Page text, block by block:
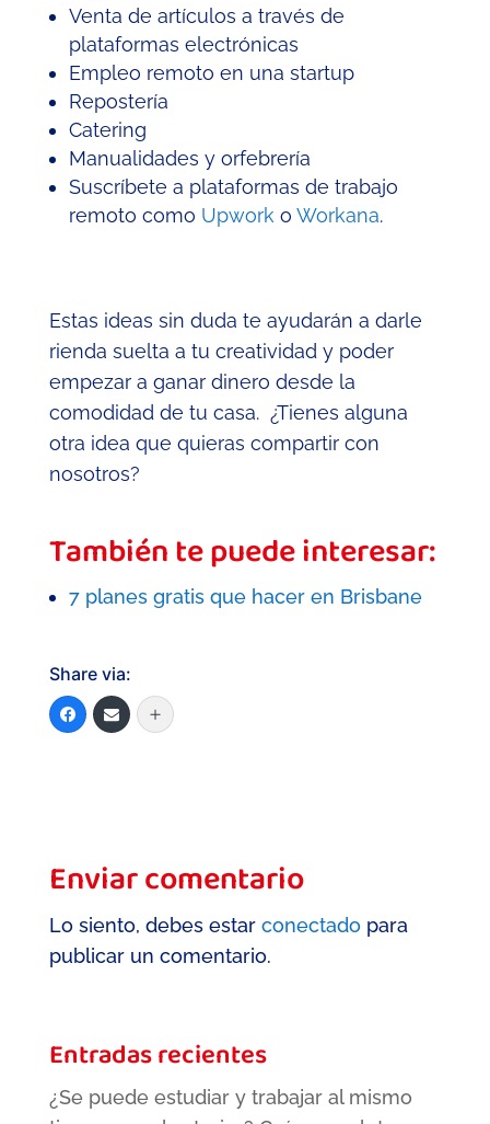
Venta de artículos a través de
plataformas electrónicas
Empleo remoto en una startup
Repostería
Catering
Manualidades y orfebrería
Suscríbete a plataformas de trabajo
remoto como Upwork o Workana.
Estas ideas sin duda te ayudarán a darle
rienda suelta a tu creatividad y poder
empezar a ganar dinero desde la
comodidad de tu casa. ¿Tienes alguna
otra idea que quieras compartir con
nosotros?
También te puede interesar:
7 planes gratis que hacer en Brisbane
Share via:
Enviar comentario
Lo siento, debes estar conectado para
publicar un comentario.
Entradas recientes
¿Se puede estudiar y trabajar al mismo